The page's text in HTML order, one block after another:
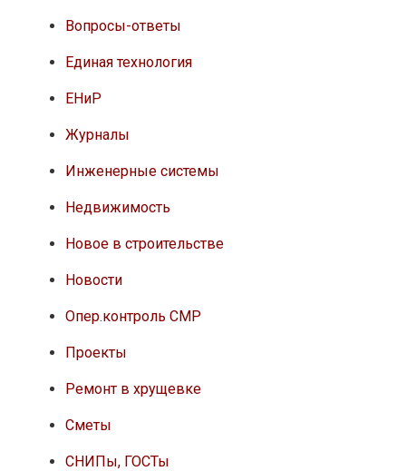
Вопросы-ответы
Единая технология
ЕНиР
Журналы
Инженерные системы
Недвижимость
Новое в строительстве
Новости
Опер.контроль СМР
Проекты
Ремонт в хрущевке
Сметы
СНИПы, ГОСТы